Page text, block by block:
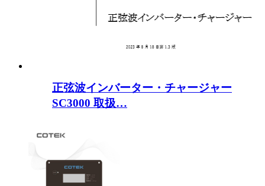
正弦波インバーター・チャージャー
SC3000 取扱…